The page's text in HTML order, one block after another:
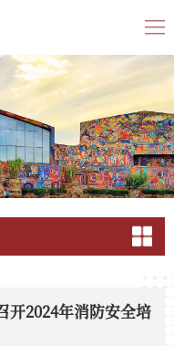
开2024年消防安全培